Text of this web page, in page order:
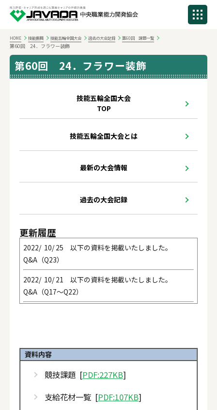
HOME 技能振興 技能五輪全国大会 過去の大会記録 第60回 課題一覧
第60回 24．フラワー装飾
第60回 24．フラワー装飾
技能五輪全国大会
TOP
技能五輪全国大会とは
最新の大会情報
過去の大会記録
更新履歴
2022/ 10/ 25 以下の資料を掲載いたしました。
Q&A（Q23）
2022/ 10/ 21 以下の資料を掲載いたしました。
Q&A（Q17～Q22）
Q&A（Q12～Q13）
2022/ 10/ 12 以下の資料を掲載いたしました。
資料内容
競技課題 [PDF:227KB]
支給花材一覧 [PDF:107KB]